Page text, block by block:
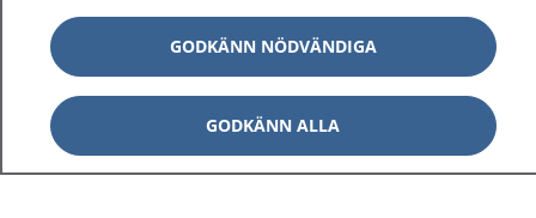
Kontakt Visa
Behandling av personuppgifter
Hantering av kakor
GODKÄNN NÖDVÄNDIGA
GODKÄNN ALLA